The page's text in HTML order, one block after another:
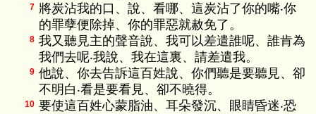
7 將炭沾我的口、說、看哪、這炭沾了你的嘴‧你
的罪孽便除掉、你的罪惡就赦免了。
8 我又聽見主的聲音說、我可以差遣誰呢、誰肯為
我們去呢‧我說、我在這裏、請差遣我。
9 他說、你去告訴這百姓說、你們聽是要聽見、卻
不明白‧看是要看見、卻不曉得。
10 要使這百姓心蒙脂油、耳朵發沉、眼睛昏迷‧恐